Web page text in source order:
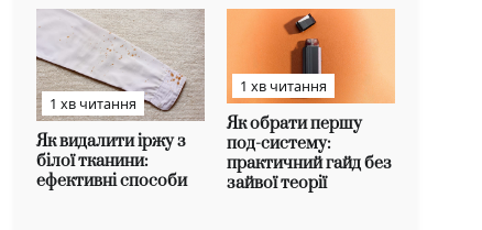
1 хв читання
Як видалити іржу з
білої тканини:
ефективні способи
1 хв читання
Як обрати першу
под-систему:
практичний гайд без
зайвої теорії